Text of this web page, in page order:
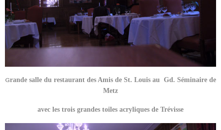
Grande salle du restaurant des Amis de St. Louis au Gd. Séminaire de
Metz
avec les trois grandes toiles acryliques de Trévisse